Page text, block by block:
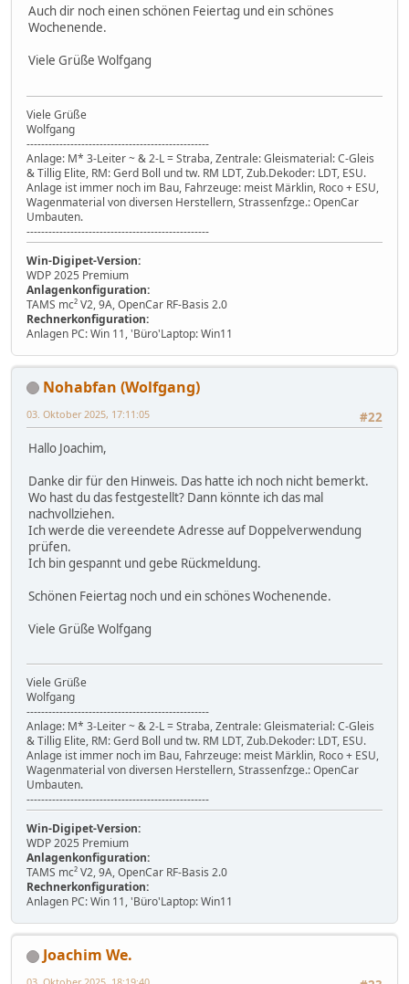
Auch dir noch einen schönen Feiertag und ein schönes
Wochenende.
Viele Grüße Wolfgang
Viele Grüße
Wolfgang
--------------------------------------------------
Anlage: M* 3-Leiter ~ & 2-L = Straba, Zentrale: Gleismaterial: C-Gleis
& Tillig Elite, RM: Gerd Boll und tw. RM LDT, Zub.Dekoder: LDT, ESU.
Anlage ist immer noch im Bau, Fahrzeuge: meist Märklin, Roco + ESU,
Wagenmaterial von diversen Herstellern, Strassenfzge.: OpenCar
Umbauten.
--------------------------------------------------
Win-Digipet-Version:
WDP 2025 Premium
Anlagenkonfiguration:
TAMS mc² V2, 9A, OpenCar RF-Basis 2.0
Rechnerkonfiguration:
Anlagen PC: Win 11, 'Büro'Laptop: Win11
Nohabfan (Wolfgang)
#22
03. Oktober 2025, 17:11:05
Hallo Joachim,
Danke dir für den Hinweis. Das hatte ich noch nicht bemerkt.
Wo hast du das festgestellt? Dann könnte ich das mal
nachvollziehen.
Ich werde die vereendete Adresse auf Doppelverwendung
prüfen.
Ich bin gespannt und gebe Rückmeldung.
Schönen Feiertag noch und ein schönes Wochenende.
Viele Grüße Wolfgang
Viele Grüße
Wolfgang
--------------------------------------------------
Anlage: M* 3-Leiter ~ & 2-L = Straba, Zentrale: Gleismaterial: C-Gleis
& Tillig Elite, RM: Gerd Boll und tw. RM LDT, Zub.Dekoder: LDT, ESU.
Anlage ist immer noch im Bau, Fahrzeuge: meist Märklin, Roco + ESU,
Wagenmaterial von diversen Herstellern, Strassenfzge.: OpenCar
Umbauten.
--------------------------------------------------
Win-Digipet-Version:
WDP 2025 Premium
Anlagenkonfiguration:
TAMS mc² V2, 9A, OpenCar RF-Basis 2.0
Rechnerkonfiguration:
Anlagen PC: Win 11, 'Büro'Laptop: Win11
Joachim We.